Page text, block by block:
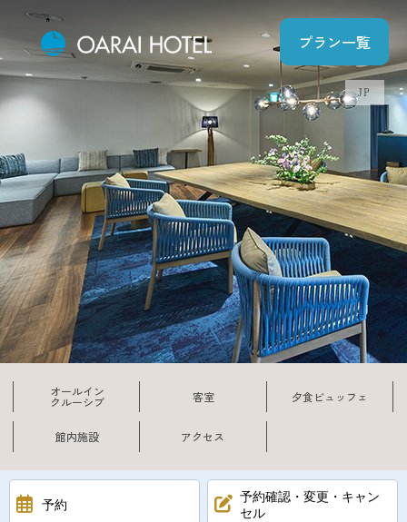
プラン一覧
JP
オールイン
クルーシブ 客室 夕食ビュッフェ
館内施設 アクセス
予約
予約確認・変更・キャン
セル